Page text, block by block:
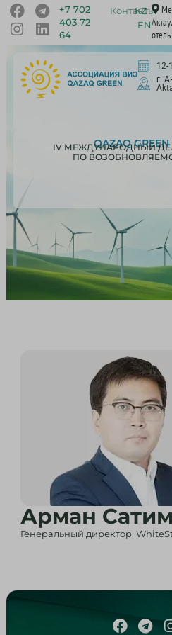
+7 702
403 72
64
Контакты
KZ
EN
12-
г.
QAZAQ GREEN
IV МЕЖДУНАРОДНЫЙ
ПО
Арман
Генеральный директор,